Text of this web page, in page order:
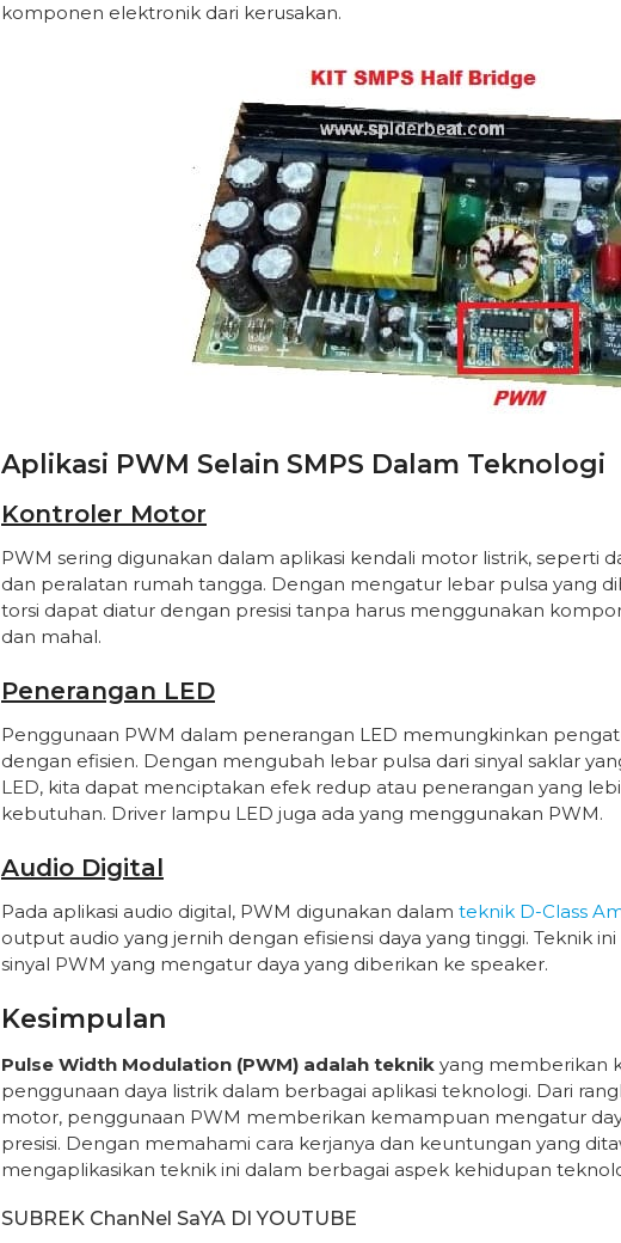
komponen elektronik dari kerusakan.
Aplikasi PWM Selain SMPS Dalam Teknologi
Kontroler Motor
PWM sering digunakan dalam aplikasi kendali motor listrik, seperti
dan peralatan rumah tangga. Dengan mengatur lebar pulsa yang
torsi dapat diatur dengan presisi tanpa harus menggunakan
dan mahal.
Penerangan LED
Penggunaan PWM dalam penerangan LED memungkinkan
dengan efisien. Dengan mengubah lebar pulsa dari sinyal saklar
LED, kita dapat menciptakan efek redup atau penerangan yang
kebutuhan. Driver lampu LED juga ada yang menggunakan PWM.
Audio Digital
Pada aplikasi audio digital, PWM digunakan dalam teknik D-Class
output audio yang jernih dengan efisiensi daya yang tinggi. Teknik
sinyal PWM yang mengatur daya yang diberikan ke speaker.
Kesimpulan
Pulse Width Modulation (PWM) adalah teknik yang memberikan
penggunaan daya listrik dalam berbagai aplikasi teknologi. Dari
motor, penggunaan PWM memberikan kemampuan mengatur
presisi. Dengan memahami cara kerjanya dan keuntungan yang
mengaplikasikan teknik ini dalam berbagai aspek kehidupan
SUBREK ChanNel SaYA DI YOUTUBE